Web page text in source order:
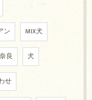
ン MIX犬
奈良 犬
せ